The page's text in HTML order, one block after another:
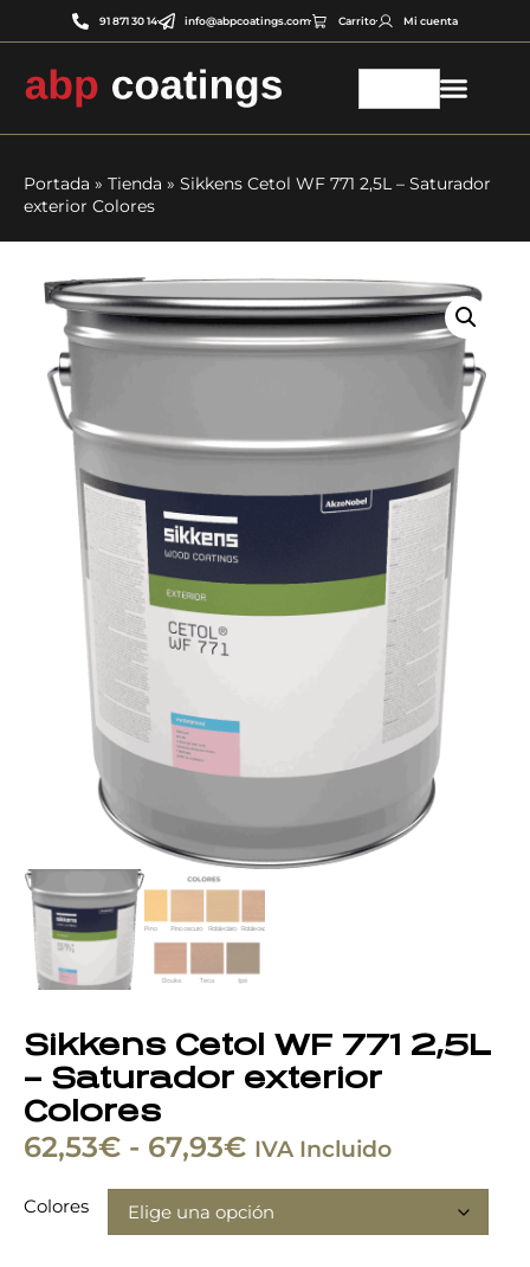
91 871 30 14 info@abpcoatings.com Carrito Mi cuenta
Portada » Tienda » Sikkens Cetol WF 771 2,5L – Saturador
exterior Colores
Sikkens Cetol WF 771 2,5L
– Saturador exterior
Colores
62,53€ - 67,93€ IVA Incluido
Colores